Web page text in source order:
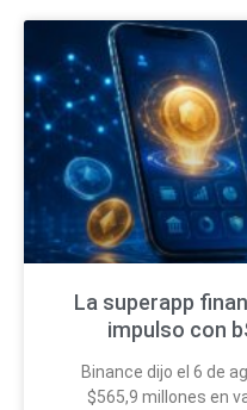
La superapp
impulso con
Binance dijo el 6 de
$565,9 millones en